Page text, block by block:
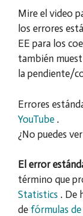
Mire el video
los errores
EE para los
también
la pendiente/
Errores
YouTube .
¿No puedes
El error
término que
Statistics . De
de fórmulas de